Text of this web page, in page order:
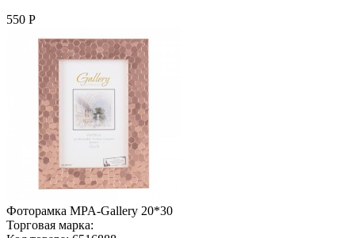
550 Р
Фоторамка MPA-Gallery 20*30
Торговая марка: